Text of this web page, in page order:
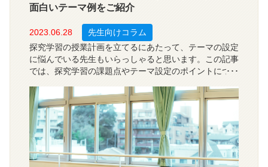
面白いテーマ例をご紹介
2023.06.28
先生向けコラム
探究学習の授業計画を立てるにあたって、テーマの設定
に悩んでいる先生もいらっしゃると思います。この記事
では、探究学習の課題点やテーマ設定のポイントについ
で、ぜひ授業づくりにお役立てください。